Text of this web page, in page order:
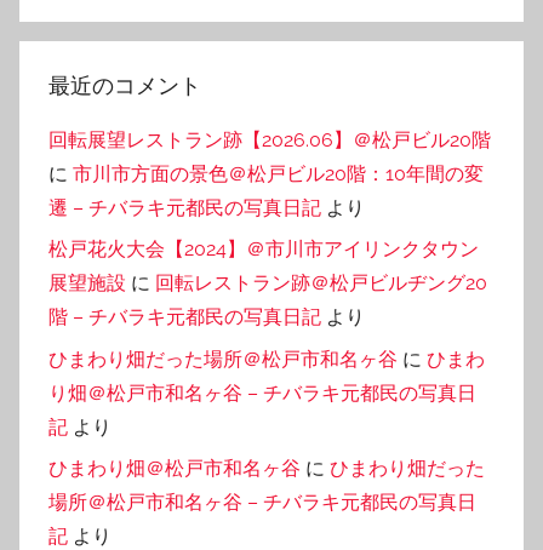
最近のコメント
回転展望レストラン跡【2026.06】＠松戸ビル20階
に 市川市方面の景色＠松戸ビル20階：10年間の変
遷 – チバラキ元都民の写真日記 より
松戸花火大会【2024】＠市川市アイリンクタウン
展望施設 に 回転レストラン跡＠松戸ビルヂング20
階 – チバラキ元都民の写真日記 より
ひまわり畑だった場所＠松戸市和名ヶ谷 に ひまわ
り畑＠松戸市和名ヶ谷 – チバラキ元都民の写真日
記 より
ひまわり畑＠松戸市和名ヶ谷 に ひまわり畑だった
場所＠松戸市和名ヶ谷 – チバラキ元都民の写真日
記 より